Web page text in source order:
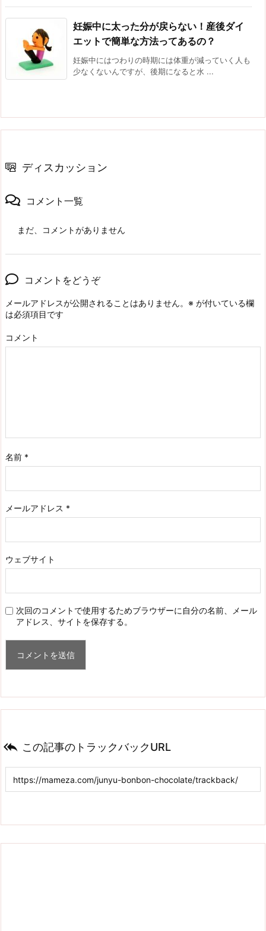
妊娠中に太った分が戻らない！産後ダイ
エットで簡単な方法ってあるの？
妊娠中にはつわりの時期には体重が減っていく人も
少なくないんですが、後期になると水 ...
ディスカッション
コメント一覧
まだ、コメントがありません
コメントをどうぞ
メールアドレスが公開されることはありません。 ※ が付いている欄
は必須項目です
コメント
名前 *
メールアドレス *
ウェブサイト
次回のコメントで使用するためブラウザーに自分の名前、メール
アドレス、サイトを保存する。
 この記事のトラックバックURL